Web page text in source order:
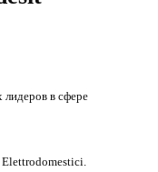
в сфере
Elettrodomestici.